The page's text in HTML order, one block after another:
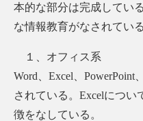
本的な部分は完成してい
な情報教育がなされている
１、オフィス系
Word、Excel、PowerPoint
されている。Excelにつ
徴をなしている。